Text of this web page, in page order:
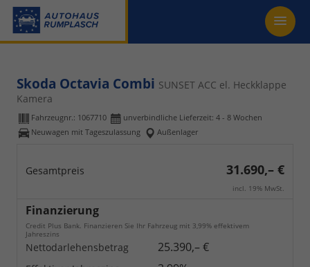
Skoda Octavia Combi SUNSET ACC el. Heckklappe
Kamera
Fahrzeugnr.: 1067710
unverbindliche Lieferzeit: 4 - 8 Wochen
Neuwagen mit Tageszulassung
Außenlager
Gesamtpreis 31.690,– €
incl. 19% MwSt.
Finanzierung
Credit Plus Bank. Finanzieren Sie Ihr Fahrzeug mit 3,99% effektivem
Jahreszins
Nettodarlehensbetrag 25.390,– €